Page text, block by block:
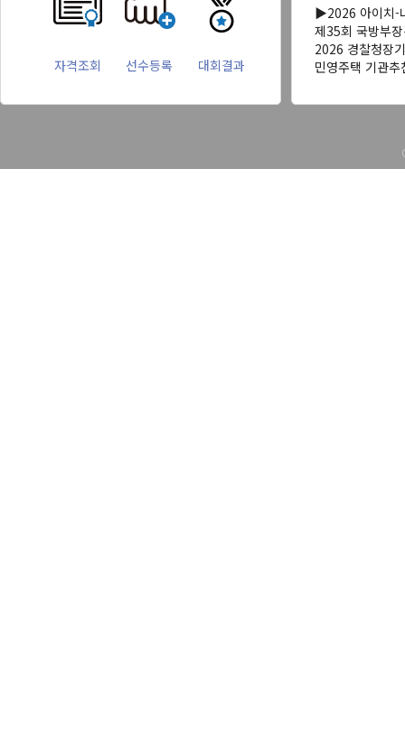
자격조회 선수등록 대회결과
▶2026 아이치-
제35회 국방부
2026 경찰청장
민영주택 기관